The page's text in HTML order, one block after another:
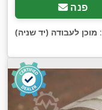
פנה
מוכן לעבודה (יד שניה)